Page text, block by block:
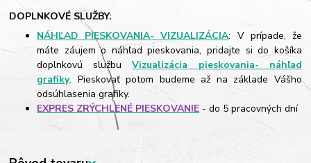
DOPLNKOVÉ SLUŽBY:
NÁHĽAD PIESKOVANIA- VIZUALIZÁCIA: V prípade, že
máte záujem o náhľad pieskovania, pridajte si do košíka
doplnkovú službuVizualizácia pieskovania- náhľad
grafiky. Pieskovať potom budeme až na základe Vášho
odsúhlasenia grafiky.
EXPRES ZRÝCHLENÉ PIESKOVANIE - do 5 pracovných dní